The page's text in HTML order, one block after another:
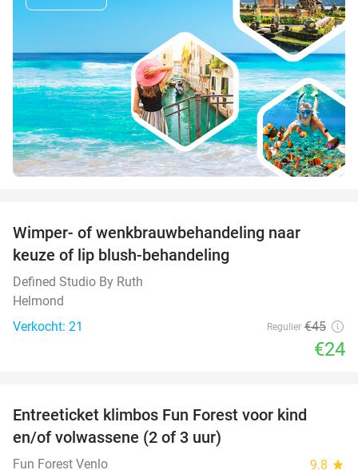
Wimper- of wenkbrauwbehandeling naar
keuze of lip blush-behandeling
Defined Studio By Ruth
Helmond
Verkocht: 21
Regulier €45
€24
Entreeticket klimbos Fun Forest voor kind
en/of volwassene (2 of 3 uur)
Fun Forest Venlo 9.8 star